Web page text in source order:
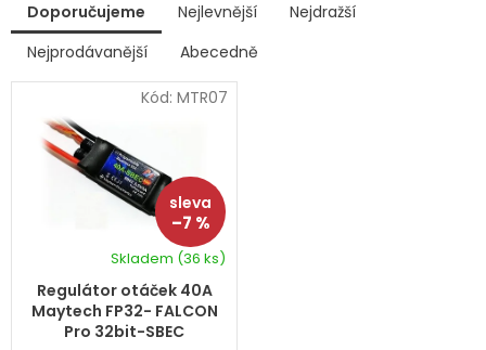
a
Doporučujeme Nejlevnější
Nejdražší
Nejprodávanější
Abecedně
ý
i
–7 %
Regulátor otáček 40A
Maytech FP32- FALCON
Pro 32bit-SBEC
Skladem (36 ks)
Kód: MTR07